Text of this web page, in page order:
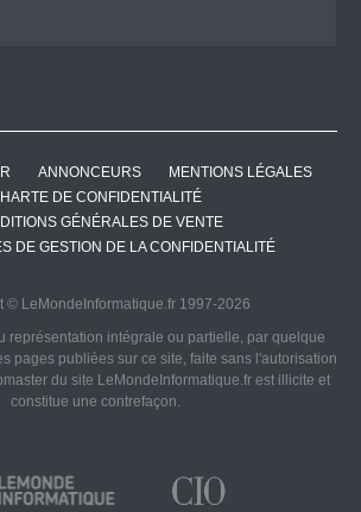
ANNONCEURS
MENTIONS LÉGALES
DE CONFIDENTIALITÉ
GÉNÉRALES DE VENTE
DE GESTION DE LA CONFIDENTIALITÉ
© LeMondeInformatique.fr 1997-2026
représentation intégrale ou partielle, par quelque
pages publiées sur ce site, faite sans l'autorisation
du site LeMondeInformatique.fr est illicite et
constitue une contrefaçon.